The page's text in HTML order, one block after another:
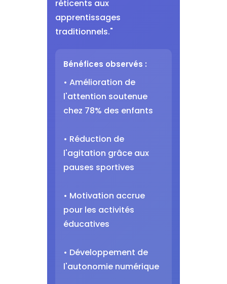
réticents aux
apprentissages
traditionnels."
Bénéfices observés :
• Amélioration de
l'attention soutenue
chez 78% des enfants
• Réduction de
l'agitation grâce aux
pauses sportives
• Motivation accrue
pour les activités
éducatives
• Développement de
l'autonomie numérique